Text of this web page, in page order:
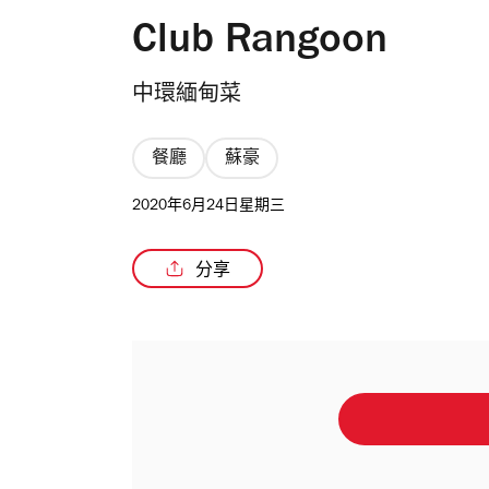
Club Rangoon
中環緬甸菜
餐廳 蘇豪
2020年6月24日星期三
分享